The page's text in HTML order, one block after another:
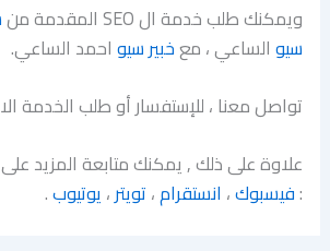
ويمكنك طلب خدمة ال SEO المقدمة من
سيو الساعي ، معخبير سيو احمد الساعي.
تواصل معنا ، للإستفسار أو طلب الخدمة
علاوة على ذلك , يمكنك متابعة المزيد
:فيسبوك، انستقرام، تويتر، يوتيوب.